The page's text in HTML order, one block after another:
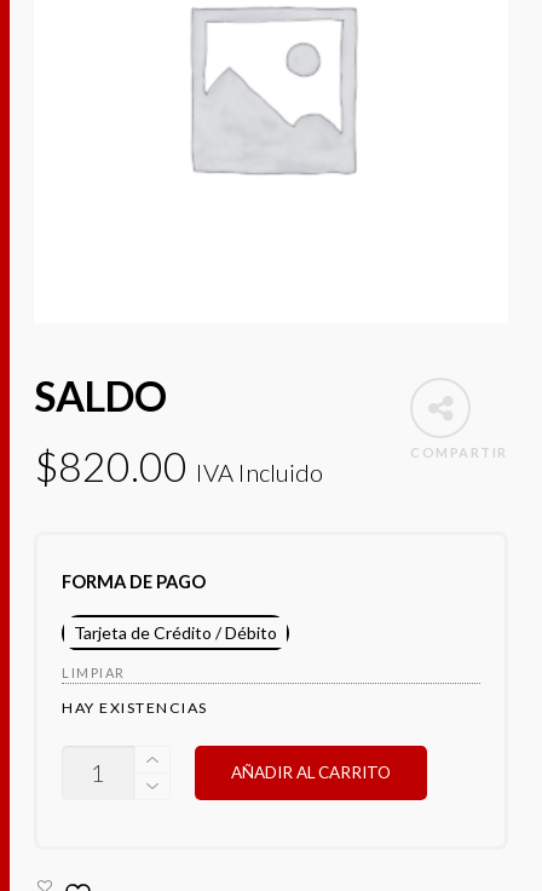
COMPARTIR
SALDO
$820.00 IVA Incluido
FORMA DE PAGO
Tarjeta de Crédito / Débito
LIMPIAR
HAY EXISTENCIAS
CANTIDAD
AÑADIR AL CARRITO